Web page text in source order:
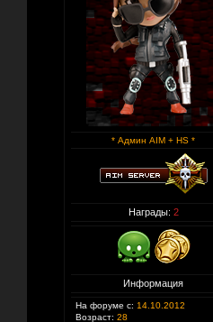
* Админ AIM + HS *
Награды: 2
Информация
На форуме с: 14.10.2012
Возраст: 28